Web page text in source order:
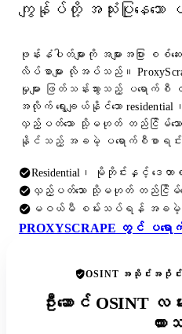
ကျွန်ုပ်တို့ အသုံးပြုနေသေ
ဖုန်းနံပါတ်များကို အများအပြာ
လိပ်စာများ လိုအပ်သည်။
မှုများ ဖြတ်သန်းသွားသည့် ပရော
အလိုက် ရွေးချယ်နိုင်သော
လှည့်ပတ်သော သို့မဟုတ် တည်ငြိမ်သော
နိုင်သည့် အခမဲ့ ပရောက်စီစာရင်းမျ
Residential၊ မိုဘိုင်းနှင့် ဒေတာစင်
လှည့်ပတ်သော သို့မဟုတ် တည်ငြိမ်သ
မဝယ်မီ စမ်းသပ်ရန် အခမဲ့ ပရ
PROXYSCRAPE တွင် ပရေ
OSINT အသိုင်းအဝိုင်
ဦးဆောင် OSINT လ
ထာ